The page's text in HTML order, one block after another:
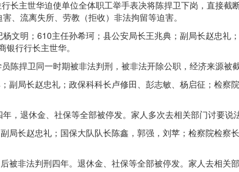
主世华迫使单位全体职工举手表决将陈捍卫下岗，直接
、流离失所、劳教（拒收）非法拘留等迫害。
明；610主任孙希珂；县公安局长王兆典；副局长赵忠礼
行行长主世华。
捍卫同一时期被非法判刑，被非法开除公职，经济来源被
局长赵忠礼；政保科科长卢修田、彭志敏、杨启征；检察
退休金、社保等全部被停发。家人多次去相关部门讨要说
长赵忠礼；国保大队队长陈鑫，郭强，刘苹；检察院检察
非法判刑四年。退休金、社保等全部被停发。家人去相关